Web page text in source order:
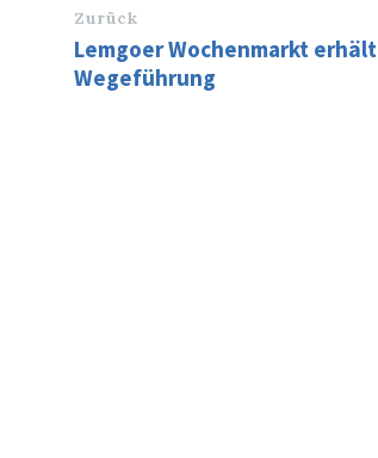
Zurück
Lemgoer Wochenmarkt erhält
Wegeführung